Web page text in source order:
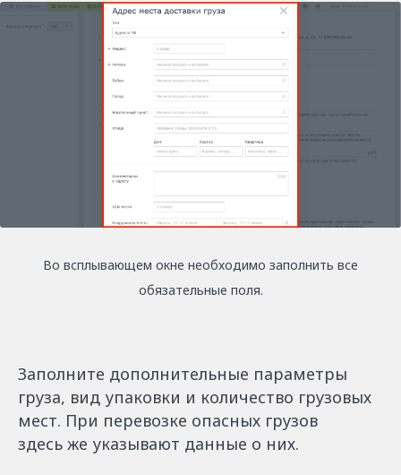
Во всплывающем окне необходимо заполнить все
обязательные поля.
Заполните дополнительные параметры
груза, вид упаковки и количество грузовых
мест. При перевозке опасных грузов
здесь же указывают данные о них.